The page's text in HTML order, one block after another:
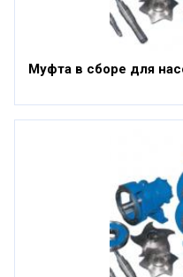
Муфта в сборе для